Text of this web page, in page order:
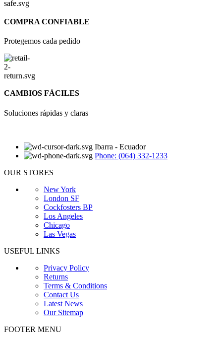
COMPRA CONFIABLE
Protegemos cada pedido
CAMBIOS FÁCILES
Soluciones rápidas y claras
Ibarra - Ecuador
Phone: (064) 332-1233
OUR STORES
New York
London SF
Cockfosters BP
Los Angeles
Chicago
Las Vegas
USEFUL LINKS
Privacy Policy
Returns
Terms & Conditions
Contact Us
Latest News
Our Sitemap
FOOTER MENU